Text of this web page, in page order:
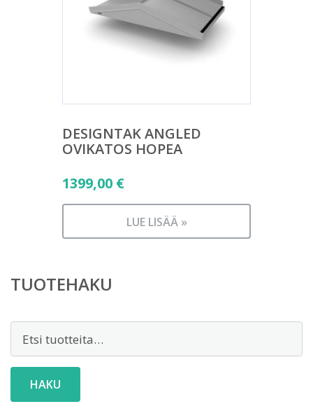
DESIGNTAK ANGLED
OVIKATOS HOPEA
1399,00 €
LUE LISÄÄ »
TUOTEHAKU
HAKU